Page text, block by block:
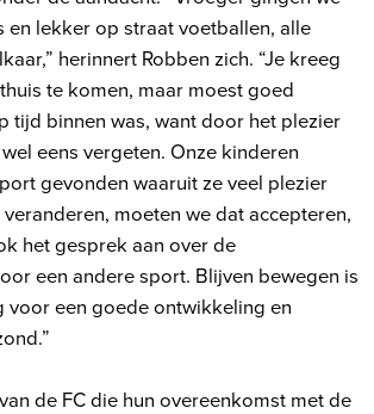
en lekker op straat voetballen, alle
herinnert Robben zich. “Je kreeg
te komen, maar moest goed
tijd binnen was, want door het plezier
eens vergeten. Onze kinderen
gevonden waaruit ze veel plezier
moeten we dat accepteren,
het gesprek aan over de
een andere sport. Blijven bewegen is
voor een goede ontwikkeling en
de FC die hun overeenkomst met de